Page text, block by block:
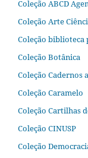
Coleção ABCD
Coleção Arte
Coleção biblioteca
Coleção Botânica
Coleção Cadernos
Coleção Caramelo
Coleção Cartilhas
Coleção CINUSP
Coleção